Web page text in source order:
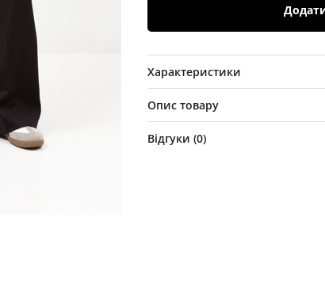
Характеристики
Опис товару
Відгуки (0)